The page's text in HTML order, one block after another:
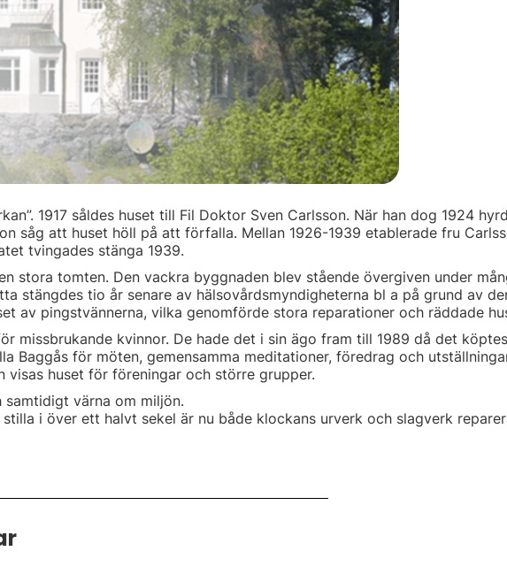
1917 såldes huset till Fil Doktor Sven Carlsson. När han dog 1924
såg att huset höll på att förfalla. Mellan 1926-1939 etablerade fru
tvingades stänga 1939.
stora tomten. Den vackra byggnaden blev stående övergiven under
stängdes tio år senare av hälsovårdsmyndigheterna bl a på grund av
av pingstvännerna, vilka genomförde stora reparationer och räddade
missbrukande kvinnor. De hade det i sin ägo fram till 1989 då det
Baggås för möten, gemensamma meditationer, föredrag och
huset för föreningar och större grupper.
värna om miljön.
i över ett halvt sekel är nu både klockans urverk och slagverk